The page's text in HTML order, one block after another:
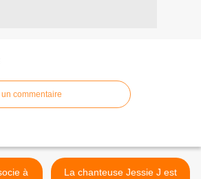
commentaire
La chanteuse Jessie J est